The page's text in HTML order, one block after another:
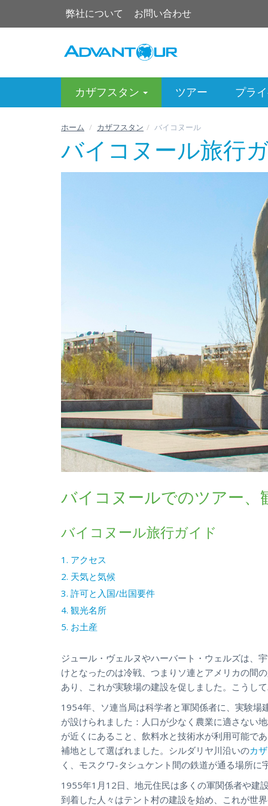
弊社について お問い合わせ
カザフスタン ツアー プラ
ホーム カザフスタン バイコヌール
バイコヌール旅行
バイコヌールでのツアー、
バイコヌール旅行ガイド
1. アクセス
2. 天気と気候
3. 許可と入国/出国要件
4. 観光名所
5. お土産
ジュール・ヴェルヌやハーバート・ウェルズは、
けとなったのは冷戦、つまりソ連とアメリカの間
あり、これが実験場の建設を促しました。こうし
1954年、ソ連当局は科学者と軍関係者に、実験
が設けられました：人口が少なく農業に適さない
が近くにあること、飲料水と技術水が利用可能で
補地として選ばれました。シルダリヤ川沿いのカ
く、モスクワ-タシュケント間の鉄道が通る場所
1955年1月12日、地元住民は多くの軍関係者や建
到着した人々はテント村の建設を始め、これが世